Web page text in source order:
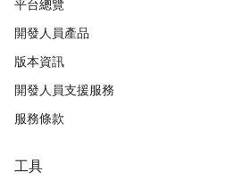
平台總覽
開發人員產品
版本資訊
開發人員支援服務
服務條款
工具